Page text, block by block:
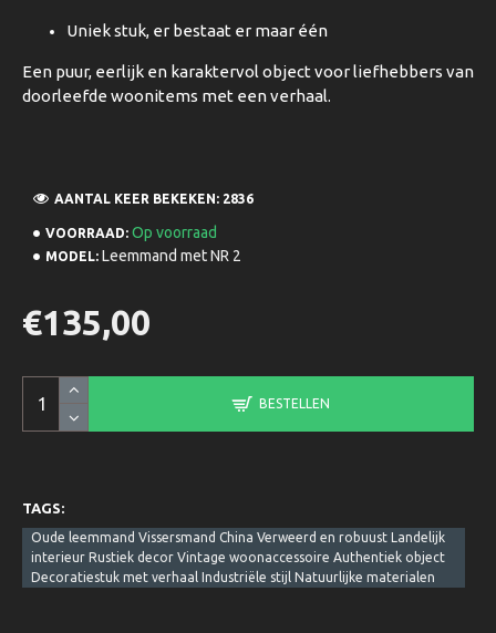
Uniek stuk, er bestaat er maar één
Een puur, eerlijk en karaktervol object voor liefhebbers van
doorleefde woonitems met een verhaal.
VOORRAAD: Op voorraad
MODEL: Leemmand met NR 2
AANTAL KEER BEKEKEN: 2836
€135,00
BESTELLEN
TAGS:
Oude leemmand Vissersmand China Verweerd en robuust Landelijk
interieur Rustiek decor Vintage woonaccessoire Authentiek object
Decoratiestuk met verhaal Industriële stijl Natuurlijke materialen